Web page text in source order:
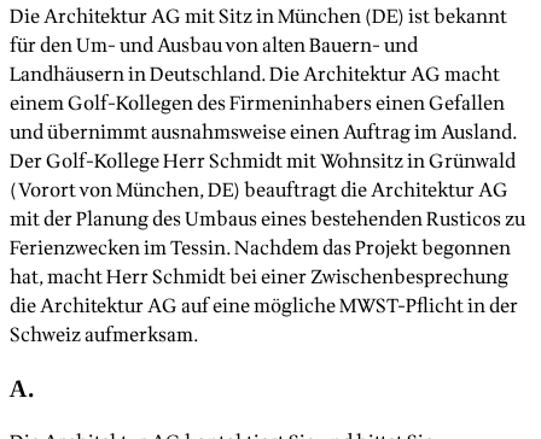
Die Architektur AG mit Sitz in München (DE) ist bekannt
für den Um- und Ausbau von alten Bauern- und
Landhäusern in Deutschland. Die Architektur AG macht
einem Golf-Kollegen des Firmeninhabers einen Gefallen
und übernimmt ausnahmsweise einen Auftrag im Ausland.
Der Golf-Kollege Herr Schmidt mit Wohnsitz in Grünwald
(Vorort von München, DE) beauftragt die Architektur AG
mit der Planung des Umbaus eines bestehenden Rusticos zu
Ferienzwecken im Tessin. Nachdem das Projekt begonnen
hat, macht Herr Schmidt bei einer Zwischenbesprechung
die Architektur AG auf eine mögliche MWST-Pflicht in der
Schweiz aufmerksam.
A.